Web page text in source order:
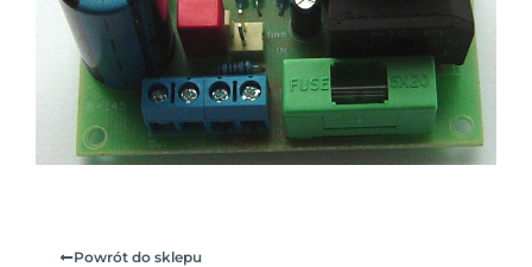
Powrót do sklepu